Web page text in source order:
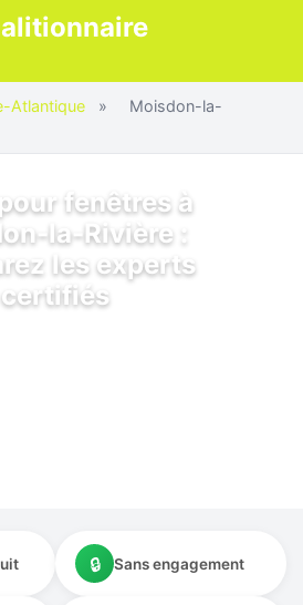
Atlantique »
Moisdon-la-
fenêtres à
la-Rivière :
les experts
certifiés
🔒 Sans engagement